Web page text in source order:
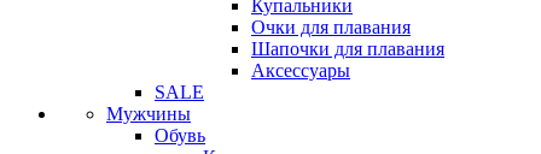
Купальники
Очки для плавания
Шапочки для плавания
Аксессуары
SALE
Мужчины
Обувь